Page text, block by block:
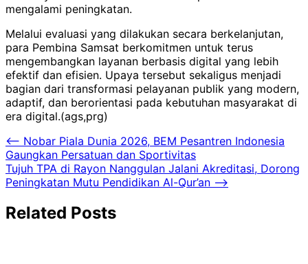
mengalami peningkatan.
Melalui evaluasi yang dilakukan secara berkelanjutan,
para Pembina Samsat berkomitmen untuk terus
mengembangkan layanan berbasis digital yang lebih
efektif dan efisien. Upaya tersebut sekaligus menjadi
bagian dari transformasi pelayanan publik yang modern,
adaptif, dan berorientasi pada kebutuhan masyarakat di
era digital.(ags,prg)
Navigasi
pos
⟵ Nobar Piala Dunia 2026, BEM Pesantren Indonesia
Gaungkan Persatuan dan Sportivitas
Tujuh TPA di Rayon Nanggulan Jalani Akreditasi, Dorong
Peningkatan Mutu Pendidikan Al-Qur’an ⟶
Related Posts